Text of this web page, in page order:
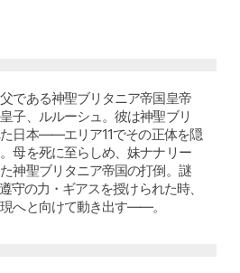
である神聖ブリタニア帝国皇帝
子、ルルーシュ。彼は神聖ブリ
日本――エリア11でその正体を隠
母を死に至らしめ、妹ナナリー
神聖ブリタニア帝国の打倒。謎
守の力・ギアスを授けられた時、
へと向けて動き出す――。